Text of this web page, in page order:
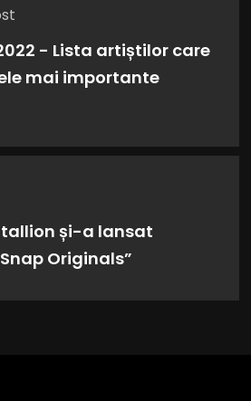
- Lista artiștilor care
mai importante
și-a lansat
Originals”